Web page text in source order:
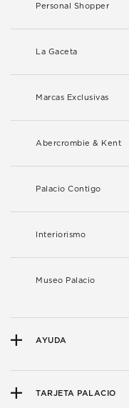
Personal Shopper
La Gaceta
Marcas Exclusivas
Abercrombie & Kent
Palacio Contigo
Interiorismo
Museo Palacio
AYUDA
TARJETA PALACIO